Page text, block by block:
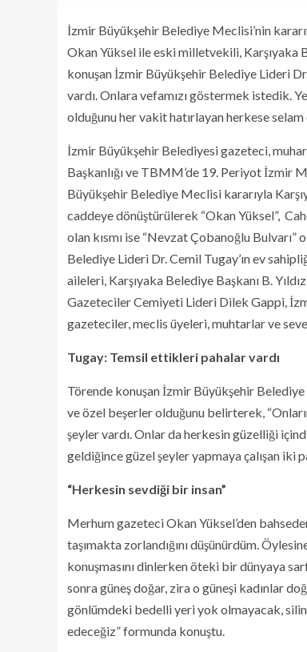
İzmir Büyükşehir Belediye Meclisi’nin
Okan Yüksel ile eski milletvekili, Karşıyaka
konuşan İzmir Büyükşehir Belediye Lideri
vardı. Onlara vefamızı göstermek istedik.
olduğunu her vakit hatırlayan herkese selam
İzmir Büyükşehir Belediyesi gazeteci,
Başkanlığı ve TBMM’de 19. Periyot İzmir
Büyükşehir Belediye Meclisi kararıyla
caddeye dönüştürülerek “Okan Yüksel”,
olan kısmı ise “Nevzat Çobanoğlu
Belediye Lideri Dr. Cemil Tugay’ın ev
aileleri, Karşıyaka Belediye Başkanı B.
Gazeteciler Cemiyeti Lideri Dilek Gappi,
gazeteciler, meclis üyeleri, muhtarlar ve
Tugay: Temsil ettikleri pahalar vardı
Törende konuşan İzmir Büyükşehir
ve özel beşerler olduğunu belirterek,
şeyler vardı. Onlar da herkesin güzelliği
geldiğince güzel şeyler yapmaya çalışan iki
“Herkesin sevdiği bir insan”
Merhum gazeteci Okan Yüksel’den
taşımakta zorlandığını düşünürdüm.
konuşmasını dinlerken öteki bir dünyaya
sonra güneş doğar, zira o güneşi kadınlar
gönlümdeki bedelli yeri yok olmayacak,
edeceğiz” formunda konuştu.